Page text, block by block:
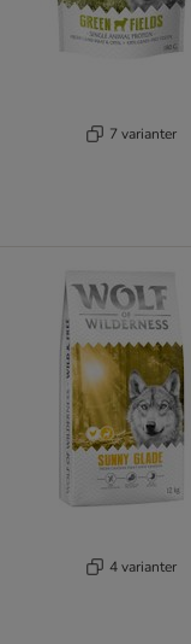
7 varianter
4 varianter